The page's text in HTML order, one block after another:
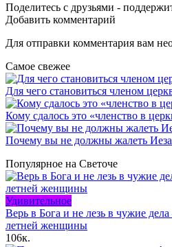
Поделитесь с друзьями -
Добавить комментарий
Для отправки комментария вам
Самое свежее
Для чего становиться членом
Кому сдалось это «членство в
Почему вы не должны жалеть
Популярное на Светоче
Удивительное
Верь в Бога и не лезь в чужие
летней женщины
106к.